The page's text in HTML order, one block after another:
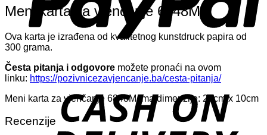
Meni karta za vjenčanje 6848M
Ova karta je izrađena od kvalitetnog kunstdruck papira od
300 grama.
Česta pitanja i odgovore možete pronaći na ovom
linku: https://pozivnicezavjencanje.ba/cesta-pitanja/
Meni karta za vjenčanje 6848M ima dimenzije: 22cm x 10cm
Recenzije